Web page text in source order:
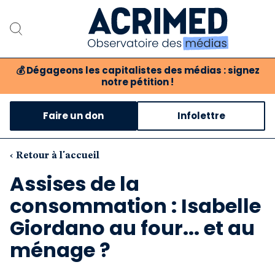
💰 Dégageons les capitalistes des médias : signez
notre pétition !
Notre association
Notre critique des médias
Notre revue
Boutique
Faire un don Infolettre
‹ Retour à l'accueil
Assises de la
consommation : Isabelle
Giordano au four... et au
ménage ?